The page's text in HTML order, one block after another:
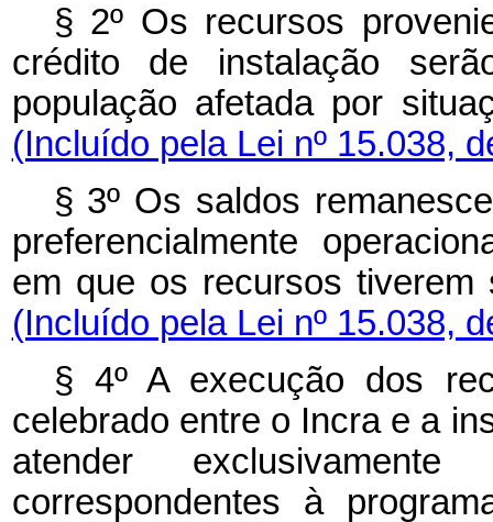
§ 2º Os recursos
crédito de instalação
população afetada por
(Incluído pela Lei nº 15.038,
§ 3º Os saldos
preferencialmente
em que os recursos
(Incluído pela Lei nº 15.038,
§ 4º A execução dos
celebrado entre o Incra e a
atender
correspondentes à